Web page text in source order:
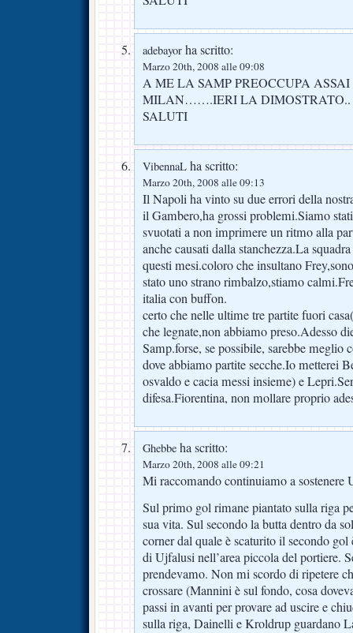
adebayor ha scritto:
Marzo 20th, 2008 alle 09:08
A ME LA SAMP PREOCCUPA ASSAI
MILAN…….IERI LA DIMOSTRATO..
SALUTI
VibennaL ha scritto:
Marzo 20th, 2008 alle 09:13
Il Napoli ha vinto su due errori della
il Gambero,ha grossi problemi.Siamo
svuotati a non imprimere un ritmo alla
anche causati dalla stanchezza.La
questi mesi.coloro che insultano
stato uno strano rimbalzo,stiamo
italia con buffon.
certo che nelle ultime tre partite fuori
che legnate,non abbiamo preso.Adesso
Samp.forse, se possibile, sarebbe meglio
dove abbiamo partite secche.Io metterei
osvaldo e cacia messi insieme) e
difesa.Fiorentina, non mollare proprio
Ghebbe ha scritto:
Marzo 20th, 2008 alle 09:21
Mi raccomando continuiamo a sostenere
Sul primo gol rimane piantato sulla riga
sua vita. Sul secondo la butta dentro da
corner dal quale è scaturito il secondo
di Ujfalusi nell’area piccola del portiere.
prendevamo. Non mi scordo di ripetere
crossare (Mannini è sul fondo, cosa
passi in avanti per provare ad uscire e
sulla riga, Dainelli e Kroldrup guardano